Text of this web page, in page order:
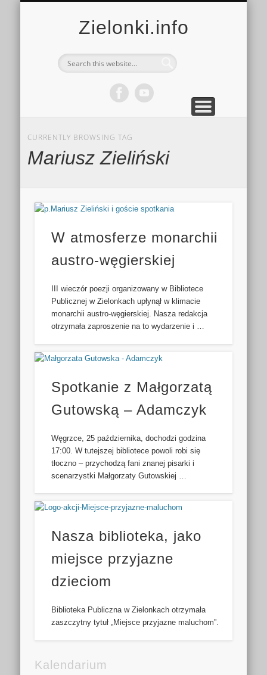
Zielonki.info
CURRENTLY BROWSING TAG
Mariusz Zieliński
W atmosferze monarchii
austro-węgierskiej
III wieczór poezji organizowany w Bibliotece
Publicznej w Zielonkach upłynął w klimacie
monarchii austro-węgierskiej. Nasza redakcja
otrzymała zaproszenie na to wydarzenie i …
Spotkanie z Małgorzatą
Gutowską – Adamczyk
Węgrzce, 25 października, dochodzi godzina
17:00. W tutejszej bibliotece powoli robi się
tłoczno – przychodzą fani znanej pisarki i
scenarzystki Małgorzaty Gutowskiej …
Nasza biblioteka, jako
miejsce przyjazne
dzieciom
Biblioteka Publiczna w Zielonkach otrzymała
zaszczytny tytuł „Miejsce przyjazne maluchom”.
Kalendarium